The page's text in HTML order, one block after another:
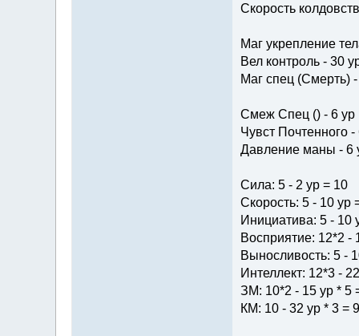
Скорость
Маг укрепление
Вел контроль - 30
Маг спец (Смерть)
Смеж Спец () - 6 ур
Чувст Почтенного -
Давление маны - 6
Сила: 5 - 2 ур = 10
Скорость: 5 - 10 ур
Инициатива: 5 - 10
Восприятие: 12*2 -
Выносливость: 5 -
Интеллект: 12*3 -
ЗМ: 10*2 - 15 ур * 5
КМ: 10 - 32 ур * 3 =